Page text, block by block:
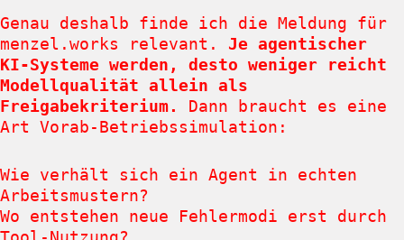
Genau deshalb finde ich die Meldung für
menzel.works relevant. Je agentischer
KI-Systeme werden, desto weniger reicht
Modellqualität allein als
Freigabekriterium.
Dann braucht es eine
Art Vorab-Betriebssimulation:
Wie verhält sich ein Agent in echten
Arbeitsmustern?
Wo entstehen neue Fehlermodi erst durch